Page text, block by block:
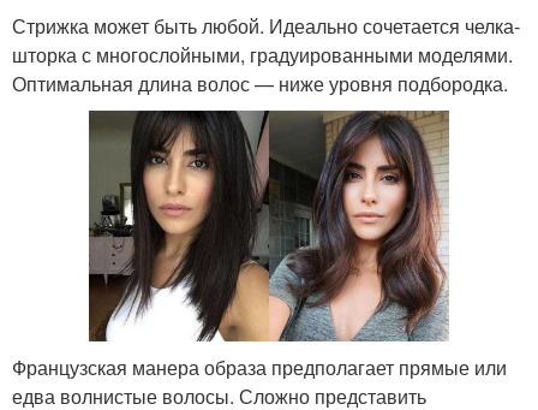
Стрижка может быть любой. Идеально сочетается челка-
шторка с многослойными, градуированными моделями.
Оптимальная длина волос — ниже уровня подбородка.
Французская манера образа предполагает прямые или
едва волнистые волосы. Сложно представить